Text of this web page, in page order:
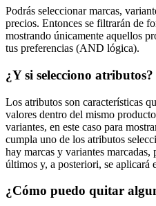
Podrás seleccionar marcas,
precios. Entonces se filtrarán de
mostrando únicamente aquellos
tus preferencias (AND lógica).
¿Y si selecciono atributos?
Los atributos son características
valores dentro del mismo
variantes, en este caso para
cumpla uno de los atributos
hay marcas y variantes
últimos y, a posteriori, se aplicará
¿Cómo puedo quitar